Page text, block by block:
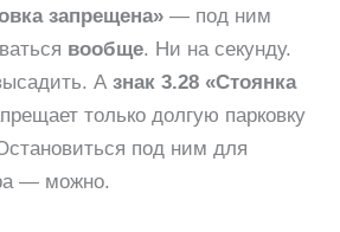
запрещена» — под ним
вообще. Ни на секунду.
А знак 3.28 «Стоянка
только долгую парковку
под ним для
— можно.